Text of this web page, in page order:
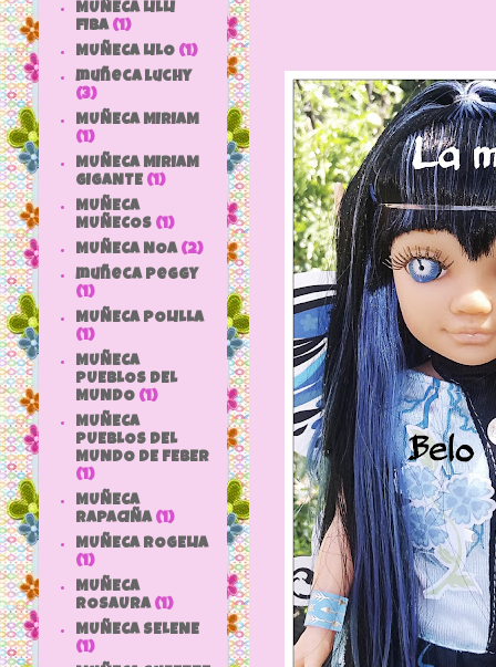
MUÑECA LILLI
FIBA (1)
MUÑECA LILO (1)
muñeca luchy
(3)
MUÑECA MIRIAM
(1)
MUÑECA MIRIAM
GIGANTE (1)
MUÑECA
MUÑECOS (1)
MUÑECA NOA (2)
muñeca peggy
(1)
MUÑECA POLILLA
(1)
MUÑECA
PUEBLOS DEL
MUNDO (1)
MUÑECA
PUEBLOS DEL
MUNDO DE FEBER
(1)
MUÑECA
RAPACIÑA (1)
MUÑECA ROGELIA
(1)
MUÑECA
ROSAURA (1)
MUÑECA SELENE
(1)